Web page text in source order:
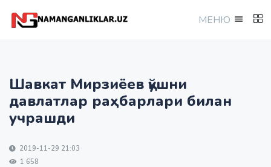
МEНЮ
Шавкат Мирзиёев қўшни
давлатлар раҳбарлари билан
учрашди
2019-11-29 21:03
1 658